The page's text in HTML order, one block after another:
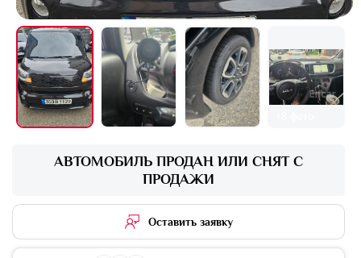
АВТОМОБИЛЬ ПРОДАН ИЛИ СНЯТ С
ПРОДАЖИ
Оставить заявку